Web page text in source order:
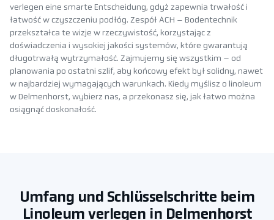
verlegen eine smarte Entscheidung, gdyż zapewnia trwałość i
łatwość w czyszczeniu podłóg. Zespół ACH – Bodentechnik
przekształca te wizje w rzeczywistość, korzystając z
doświadczenia i wysokiej jakości systemów, które gwarantują
długotrwałą wytrzymałość. Zajmujemy się wszystkim – od
planowania po ostatni szlif, aby końcowy efekt był solidny, nawet
w najbardziej wymagających warunkach. Kiedy myślisz o linoleum
w Delmenhorst, wybierz nas, a przekonasz się, jak łatwo można
osiągnąć doskonałość.
Umfang und Schlüsselschritte beim
Linoleum verlegen in Delmenhorst